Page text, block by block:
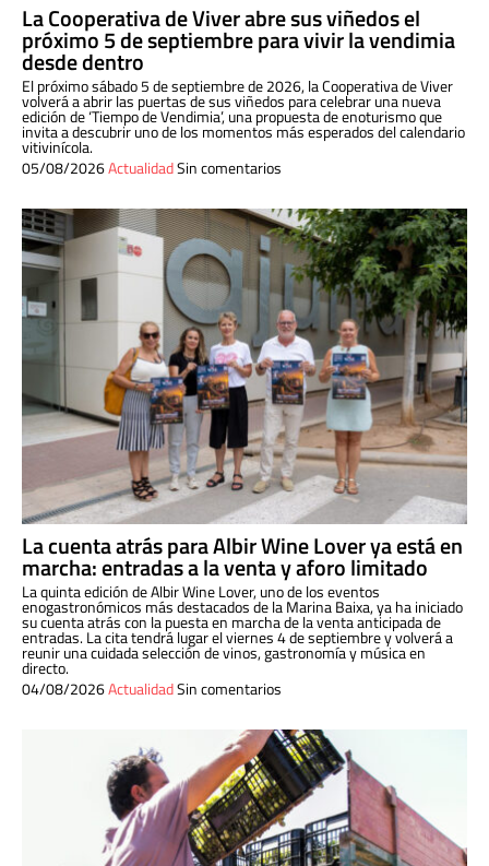
La Cooperativa de Viver abre sus viñedos el
próximo 5 de septiembre para vivir la vendimia
desde dentro
El próximo sábado 5 de septiembre de 2026, la Cooperativa de Viver
volverá a abrir las puertas de sus viñedos para celebrar una nueva
edición de ‘Tiempo de Vendimia’, una propuesta de enoturismo que
invita a descubrir uno de los momentos más esperados del calendario
vitivinícola.
05/08/2026ActualidadSin comentarios
La cuenta atrás para Albir Wine Lover ya está en
marcha: entradas a la venta y aforo limitado
La quinta edición de Albir Wine Lover, uno de los eventos
enogastronómicos más destacados de la Marina Baixa, ya ha iniciado
su cuenta atrás con la puesta en marcha de la venta anticipada de
entradas. La cita tendrá lugar el viernes 4 de septiembre y volverá a
reunir una cuidada selección de vinos, gastronomía y música en
directo.
04/08/2026ActualidadSin comentarios